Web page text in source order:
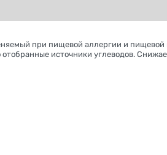
при пищевой аллергии и
источники углеводов.